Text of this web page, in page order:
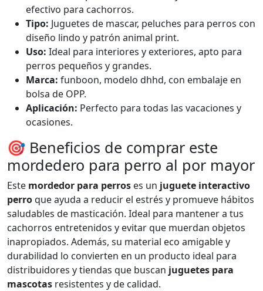
efectivo para cachorros.
Tipo: Juguetes de mascar, peluches para perros con
diseño lindo y patrón animal print.
Uso: Ideal para interiores y exteriores, apto para
perros pequeños y grandes.
Marca: funboon, modelo dhhd, con embalaje en
bolsa de OPP.
Aplicación: Perfecto para todas las vacaciones y
ocasiones.
🎯 Beneficios de comprar este
mordedero para perro al por mayor
Este mordedor para perros es un juguete interactivo
perroque ayuda a reducir el estrés y promueve hábitos
saludables de masticación. Ideal para mantener a tus
cachorros entretenidos y evitar que muerdan objetos
inapropiados. Además, su material eco amigable y
durabilidad lo convierten en un producto ideal para
distribuidores y tiendas que buscan juguetes para
mascotas resistentes y de calidad.